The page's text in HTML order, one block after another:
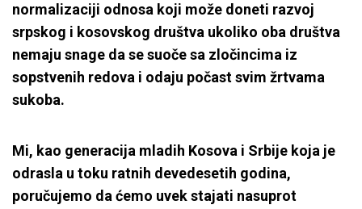
normalizaciji odnosa koji može doneti razvoj
srpskog i kosovskog društva ukoliko oba društva
nemaju snage da se suoče sa zločincima iz
sopstvenih redova i odaju počast svim žrtvama
sukoba.
Mi, kao generacija mladih Kosova i Srbije koja je
odrasla u toku ratnih devedesetih godina,
poručujemo da ćemo uvek stajati nasuprot